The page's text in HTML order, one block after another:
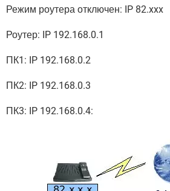
Режим роутера отключен: IP 82.xxx
Роутер: IP 192.168.0.1
ПК1: IP 192.168.0.2
ПК2: IP 192.168.0.3
ПК3: IP 192.168.0.4: